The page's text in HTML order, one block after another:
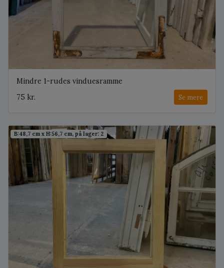
Mindre 1-rudes vinduesramme
75 kr.
Se mere
B:48,7 cm x H:56,7 cm, på lager: 2